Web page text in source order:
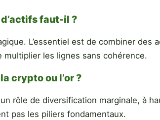
faut-il ?
L’essentiel est de combiner
les lignes sans cohérence.
crypto ou l’or ?
rôle de diversification marginale, à
pas les piliers fondamentaux.